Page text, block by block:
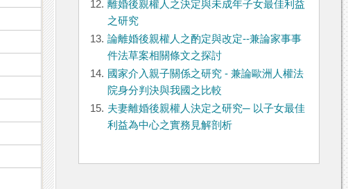
12. 離婚後親權人之決定與未成年子女最佳利益
之研究
13. 論離婚後親權人之酌定與改定--兼論家事事
件法草案相關條文之探討
14. 國家介入親子關係之研究 - 兼論歐洲人權法
院身分判決與我國之比較
15. 夫妻離婚後親權人決定之研究─ 以子女最佳
利益為中心之實務見解剖析